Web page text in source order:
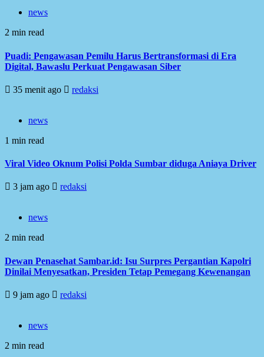
news
2 min read
Puadi: Pengawasan Pemilu Harus Bertransformasi di Era
Digital, Bawaslu Perkuat Pengawasan Siber
35 menit ago redaksi
news
1 min read
Viral Video Oknum Polisi Polda Sumbar diduga Aniaya Driver
3 jam ago redaksi
news
2 min read
Dewan Penasehat Sambar.id: Isu Surpres Pergantian Kapolri
Dinilai Menyesatkan, Presiden Tetap Pemegang Kewenangan
9 jam ago redaksi
news
2 min read